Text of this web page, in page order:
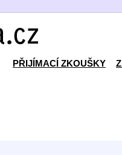
PŘIJÍMACÍ ZKOUŠKY